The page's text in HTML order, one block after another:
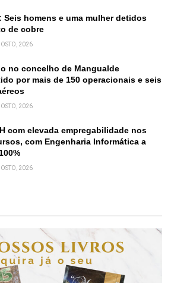
Seis homens e uma mulher detidos
de cobre
2026
no concelho de Mangualde
por mais de 150 operacionais e seis
2026
com elevada empregabilidade nos
com Engenharia Informática a
2026